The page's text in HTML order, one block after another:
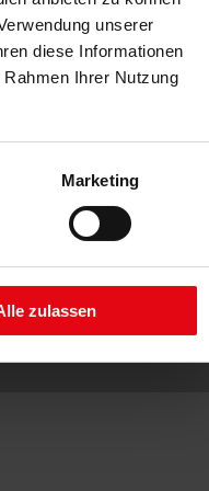
unserer
diese Informationen
Ihrer Nutzung
Marketing
zulassen
Nächster
Wissenswertes rund um
Impressum